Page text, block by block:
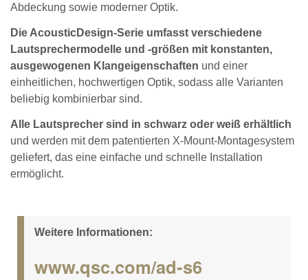
Abdeckung sowie moderner Optik.
Die AcousticDesign-Serie umfasst verschiedene
Lautsprechermodelle und -größen mit konstanten,
ausgewogenen Klangeigenschaften und einer
einheitlichen, hochwertigen Optik, sodass alle Varianten
beliebig kombinierbar sind.
Alle Lautsprecher sind in schwarz oder weiß erhältlich
und werden mit dem patentierten X-Mount-Montagesystem
geliefert, das eine einfache und schnelle Installation
ermöglicht.
Weitere Informationen:
www.qsc.com/ad-s6